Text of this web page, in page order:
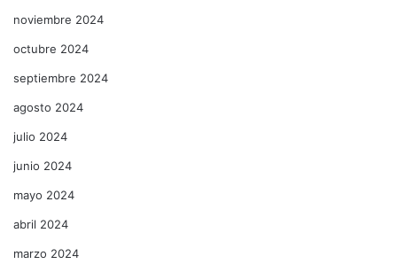
noviembre 2024
octubre 2024
septiembre 2024
agosto 2024
julio 2024
junio 2024
mayo 2024
abril 2024
marzo 2024